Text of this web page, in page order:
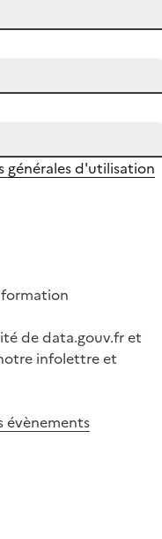
générales d'utilisation
de data.gouv.fr et
infolettre et
évènements